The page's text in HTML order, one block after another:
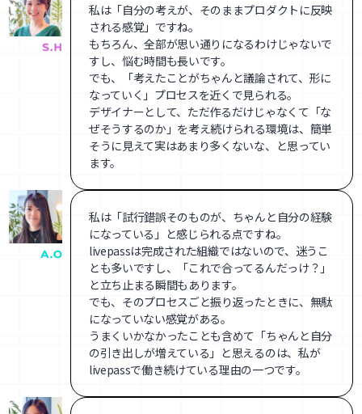
私は「自分の考えが、そのままプロダクトに反映
される感覚」ですね。
もちろん、全部が思い通りになるわけじゃないで
すし、悩む時間も長いです。
でも、「考えたことがちゃんと議論されて、形に
なっていく」プロセスを近くで見られる。
デザイナーとして、ただ作るだけじゃなくて「な
ぜそうするのか」を考え続けられる環境は、簡単
そうに見えて実はあまり多くないな、と思ってい
ます。
私は「試行錯誤そのものが、ちゃんと自分の経験
になっている」と感じられる点ですね。
livepassは完成された組織ではないので、迷うこ
とも多いですし、「これで合ってるんだっけ？」
と立ち止まる瞬間もあります。
でも、そのプロセスごと振り返ったときに、無駄
になっていない感覚がある。
うまくいかなかったことも含めて「ちゃんと自分
の引き出しが増えている」と思えるのは、私が
livepassで働き続けている理由の一つです。